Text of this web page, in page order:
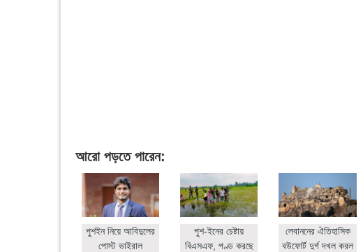
আরো পড়তে পারেন:
পুশইন নিয়ে আবিদুলের
পোস্ট ভাইরাল
পুশ-ইনের চেষ্টায়
বিএসএফ, পণ্ড করছে
লেবাননের ঐতিহাসিক
বউফোর্ট দুর্গ দখল করল